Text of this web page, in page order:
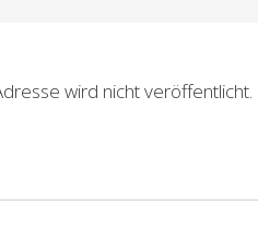
wird nicht veröffentlicht.